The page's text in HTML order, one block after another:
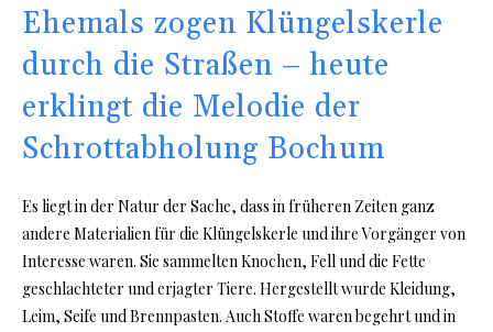
Ehemals zogen Klüngelskerle
durch die Straßen – heute
erklingt die Melodie der
Schrottabholung Bochum
Es liegt in der Natur der Sache, dass in früheren Zeiten ganz
andere Materialien für die Klüngelskerle und ihre Vorgänger von
Interesse waren. Sie sammelten Knochen, Fell und die Fette
geschlachteter und erjagter Tiere. Hergestellt wurde Kleidung,
Leim, Seife und Brennpasten. Auch Stoffe waren begehrt und in